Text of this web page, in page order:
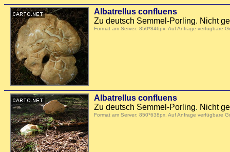
Albatrellus confluens
Zu deutsch Semmel-Porling. Nicht
Format am Server: 850*846px. Auf Anfrage verfügbare
Albatrellus confluens
Zu deutsch Semmel-Porling. Nicht
Format am Server: 850*638px. Auf Anfrage verfügbare